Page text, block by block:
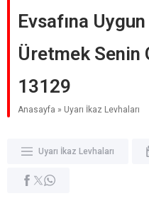
Evsafına
Üretmek Senin
13129
Anasayfa » Uyarı İkaz Levhaları
Uyarı İkaz Levhaları